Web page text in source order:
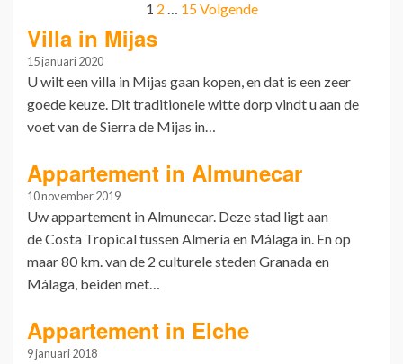
1 2 … 15Volgende
Villa in Mijas
15 januari 2020
U wilt een villa in Mijas gaan kopen, en dat is een zeer
goede keuze. Dit traditionele witte dorp vindt u aan de
voet van de Sierra de Mijas in…
Appartement in Almunecar
10 november 2019
Uw appartement in Almunecar. Deze stad ligt aan
de Costa Tropical tussen Almería en Málaga in. En op
maar 80 km. van de 2 culturele steden Granada en
Málaga, beiden met…
Appartement in Elche
9 januari 2018